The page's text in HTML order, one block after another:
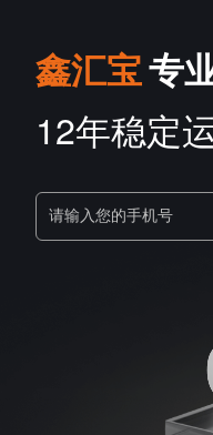
鑫汇宝专
12年稳定
请输入您的手机号